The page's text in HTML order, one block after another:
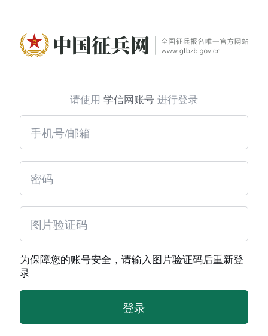
请使用 学信网账号 进行登录
为保障您的账号安全，请输入图片验证码后重新登
录